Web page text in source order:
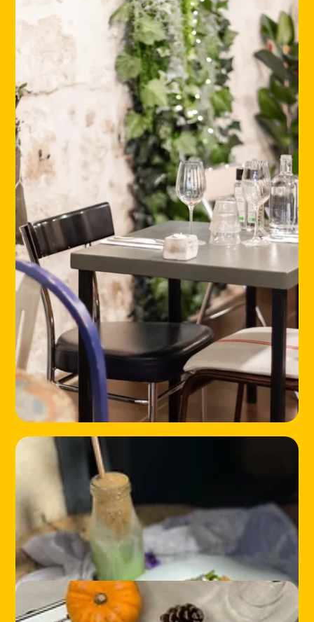
HOME
LOCATIONS
ABOUT
CONTACT